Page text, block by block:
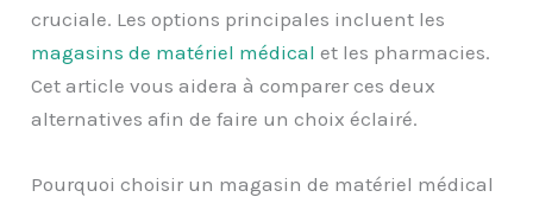
cruciale. Les options principales incluent les
magasins de matériel médical et les pharmacies.
Cet article vous aidera à comparer ces deux
alternatives afin de faire un choix éclairé.
Pourquoi choisir un magasin de matériel médical